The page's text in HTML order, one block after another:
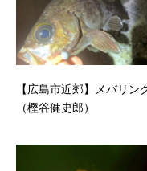
【広島市近郊】メバリン
（樫谷健史郎）